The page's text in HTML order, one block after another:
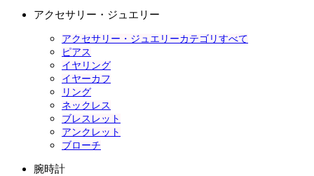
アクセサリー・ジュエリー
アクセサリー・ジュエリーカテゴリすべて
ピアス
イヤリング
イヤーカフ
リング
ネックレス
ブレスレット
アンクレット
ブローチ
腕時計